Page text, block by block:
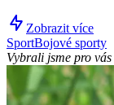
Zobrazit více
SportBojové sporty
Vybrali jsme pro vás